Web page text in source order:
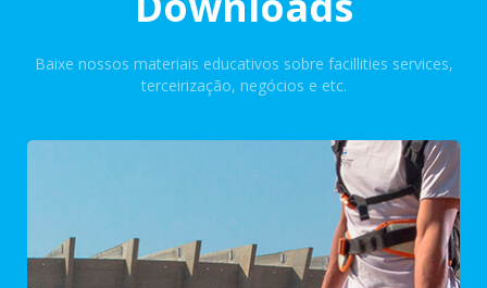
Baixe nossos materiais educativos sobre facillities services,
terceirização, negócios e etc.